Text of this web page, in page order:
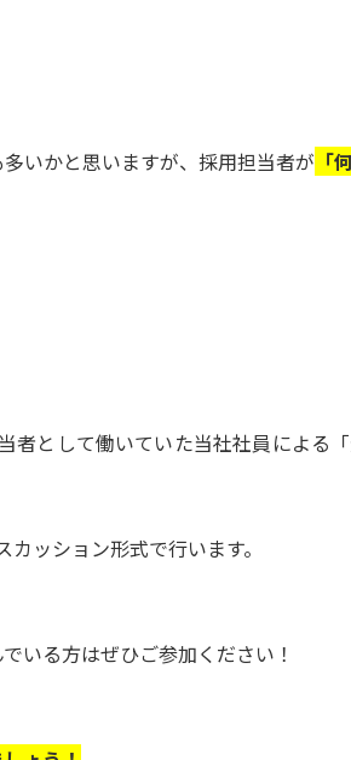
いかと思いますが、採用担当者が 「
として働いていた当社社員による
ッション形式で行います。
いる方はぜひご参加ください！